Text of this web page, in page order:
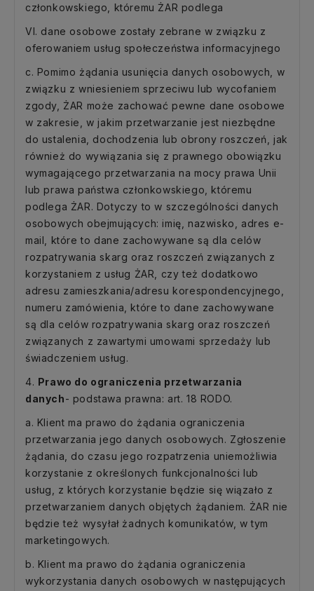
członkowskiego, któremu ŻAR podlega
VI. dane osobowe zostały zebrane w związku z
oferowaniem usług społeczeństwa informacyjnego
c. Pomimo żądania usunięcia danych osobowych, w
związku z wniesieniem sprzeciwu lub wycofaniem
zgody, ŻAR może zachować pewne dane osobowe
w zakresie, w jakim przetwarzanie jest niezbędne
do ustalenia, dochodzenia lub obrony roszczeń, jak
również do wywiązania się z prawnego obowiązku
wymagającego przetwarzania na mocy prawa Unii
lub prawa państwa członkowskiego, któremu
podlega ŻAR. Dotyczy to w szczególności danych
osobowych obejmujących: imię, nazwisko, adres e-
mail, które to dane zachowywane są dla celów
rozpatrywania skarg oraz roszczeń związanych z
korzystaniem z usług ŻAR, czy też dodatkowo
adresu zamieszkania/adresu korespondencyjnego,
numeru zamówienia, które to dane zachowywane
są dla celów rozpatrywania skarg oraz roszczeń
związanych z zawartymi umowami sprzedaży lub
świadczeniem usług.
4. Prawo do ograniczenia przetwarzania
danych- podstawa prawna: art. 18 RODO.
a. Klient ma prawo do żądania ograniczenia
przetwarzania jego danych osobowych. Zgłoszenie
żądania, do czasu jego rozpatrzenia uniemożliwia
korzystanie z określonych funkcjonalności lub
usług, z których korzystanie będzie się wiązało z
przetwarzaniem danych objętych żądaniem. ŻAR nie
będzie też wysyłał żadnych komunikatów, w tym
marketingowych.
b. Klient ma prawo do żądania ograniczenia
wykorzystania danych osobowych w następujących